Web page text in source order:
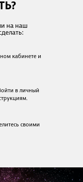
на наш
кабинете и
в личный
своими